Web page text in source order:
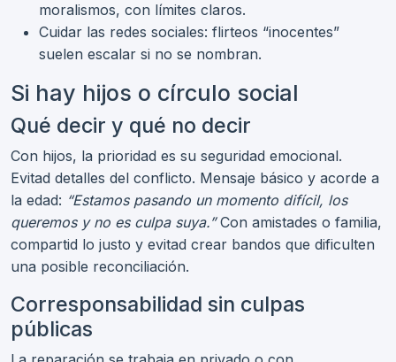
moralismos, con límites claros.
Cuidar las redes sociales: flirteos “inocentes”
suelen escalar si no se nombran.
Si hay hijos o círculo social
Qué decir y qué no decir
Con hijos, la prioridad es su seguridad emocional.
Evitad detalles del conflicto. Mensaje básico y acorde a
la edad: “Estamos pasando un momento difícil, los
queremos y no es culpa suya.”Con amistades o familia,
compartid lo justo y evitad crear bandos que dificulten
una posible reconciliación.
Corresponsabilidad sin culpas
públicas